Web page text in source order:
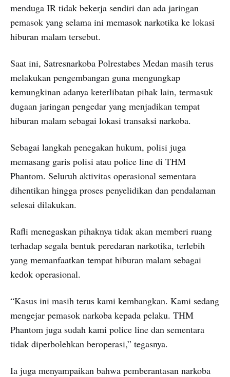
menduga IR tidak bekerja sendiri dan ada jaringan
pemasok yang selama ini memasok narkotika ke lokasi
hiburan malam tersebut.
Saat ini, Satresnarkoba Polrestabes Medan masih terus
melakukan pengembangan guna mengungkap
kemungkinan adanya keterlibatan pihak lain, termasuk
dugaan jaringan pengedar yang menjadikan tempat
hiburan malam sebagai lokasi transaksi narkoba.
Sebagai langkah penegakan hukum, polisi juga
memasang garis polisi atau police line di THM
Phantom. Seluruh aktivitas operasional sementara
dihentikan hingga proses penyelidikan dan pendalaman
selesai dilakukan.
Rafli menegaskan pihaknya tidak akan memberi ruang
terhadap segala bentuk peredaran narkotika, terlebih
yang memanfaatkan tempat hiburan malam sebagai
kedok operasional.
“Kasus ini masih terus kami kembangkan. Kami sedang
mengejar pemasok narkoba kepada pelaku. THM
Phantom juga sudah kami police line dan sementara
tidak diperbolehkan beroperasi,” tegasnya.
Ia juga menyampaikan bahwa pemberantasan narkoba